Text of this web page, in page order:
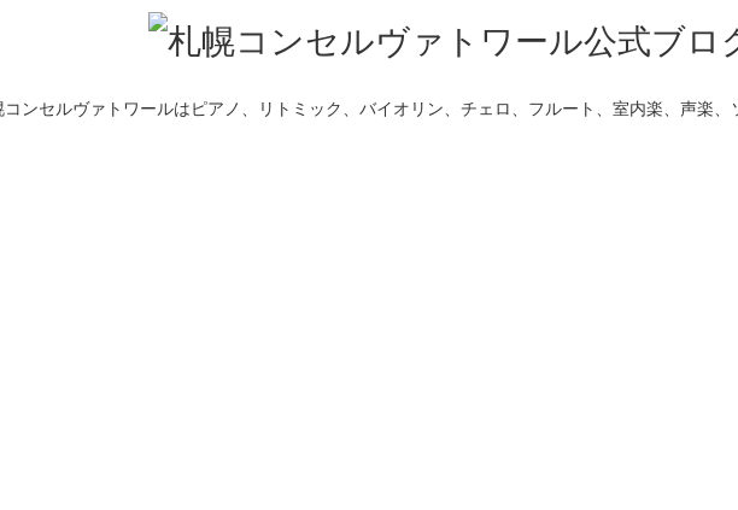
コンセルヴァトワールはピアノ、リトミック、バイオリン、チェロ、フルート、室内楽、声楽、